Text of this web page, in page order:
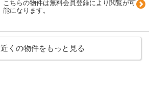
こちらの物件は無料会員登録により閲覧が可
能になります。
近くの物件をもっと見る